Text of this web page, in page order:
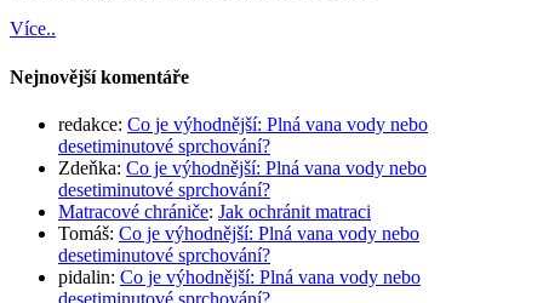
Více..
Nejnovější komentáře
redakce: Co je výhodnější: Plná vana vody nebo
desetiminutové sprchování?
Zdeňka: Co je výhodnější: Plná vana vody nebo
desetiminutové sprchování?
Matracové chrániče: Jak ochránit matraci
Tomáš: Co je výhodnější: Plná vana vody nebo
desetiminutové sprchování?
pidalin: Co je výhodnější: Plná vana vody nebo
desetiminutové sprchování?